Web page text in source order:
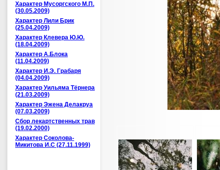
Характер Мусоргского М.П.
(30.05.2009)
Характер Лили Брик
(25.04.2009)
Характер Клевера Ю.Ю.
(18.04.2009)
Характер А.Блока
(11.04.2009)
Характер И.Э. Грабаря
(04.04.2009)
Характер Уильяма Тёрнера
(21.03.2009)
Характер Эжена Делакруа
(07.03.2009)
Сбор лекартственных трав
(19.02.2000)
Характер Соколова-
Микитова И.С (27.11.1999)